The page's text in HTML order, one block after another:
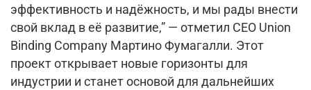
эффективность и надёжность, и мы рады внести
свой вклад в её развитие,” — отметил CEO Union
Binding Company Мартино Фумагалли. Этот
проект открывает новые горизонты для
индустрии и станет основой для дальнейших